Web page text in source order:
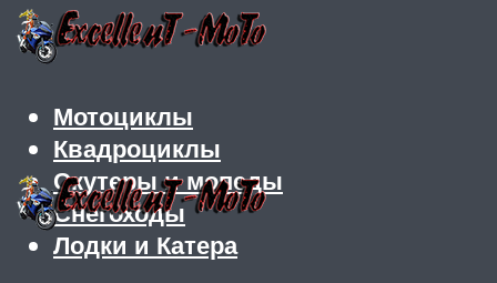
Мотоциклы
Квадроциклы
Скутеры и мопеды
Снегоходы
Лодки и Катера